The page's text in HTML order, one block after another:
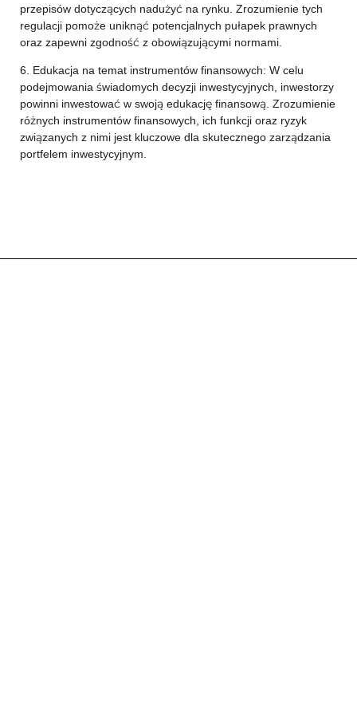
przepisów dotyczących nadużyć na rynku. Zrozumienie tych
regulacji pomoże uniknąć potencjalnych pułapek prawnych
oraz zapewni zgodność z obowiązującymi normami.
6. Edukacja na temat instrumentów finansowych: W celu
podejmowania świadomych decyzji inwestycyjnych, inwestorzy
powinni inwestować w swoją edukację finansową. Zrozumienie
różnych instrumentów finansowych, ich funkcji oraz ryzyk
związanych z nimi jest kluczowe dla skutecznego zarządzania
portfelem inwestycyjnym.